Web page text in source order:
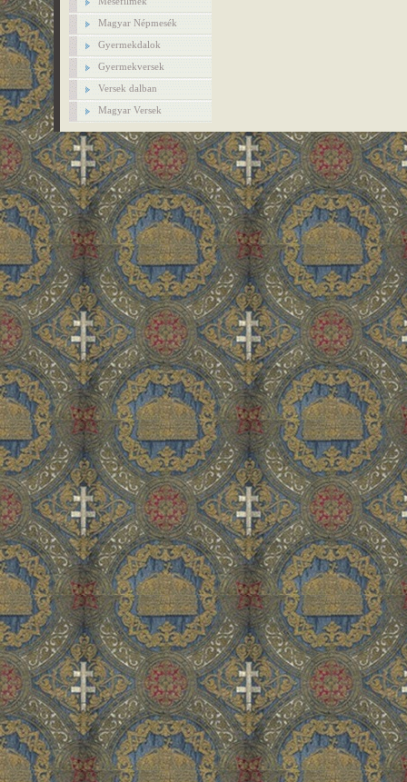
Magyar Népmesék
Gyermekdalok
Gyermekversek
Versek dalban
Magyar Versek